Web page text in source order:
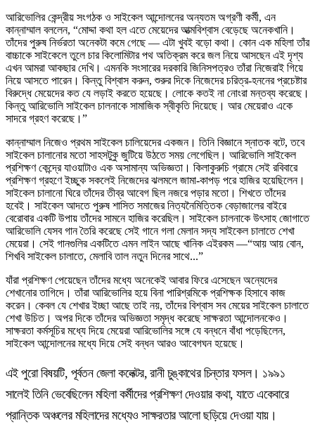
আরিভোলির কেন্দ্রীয় সংগঠক ও সাইকেল আন্দোলনের অন্যতম অগ্রণী কর্মী, এন
কান্নাম্মাল বললেন, “মোদ্দা কথা হল এতে মেয়েদের আত্মবিশ্বাস বেড়েছে অনেকখানি।
তাঁদের পুরুষ নির্ভরতা অনেকটা কমে গেছে — এটা খুবই বড়ো কথা। কোন এক মহিলা তাঁর
বাচ্চাকে সাইকেলে তুলে চার কিলোমিটার পথ অতিক্রম করে জল নিয়ে আসছেন এই দৃশ্য
এখন আমরা আকছার দেখি। এমনকি সংসারের দরকারি জিনিসপত্রও তাঁরা নিজেরাই গিয়ে
নিয়ে আসতে পারেন। কিন্তু বিশ্বাস করুন, শুরুর দিকে নিজেদের চরিত্র-হননের প্রচেষ্টার
বিরুদ্ধে মেয়েদের কত যে লড়াই করতে হয়েছে। লোকে কতই না নোংরা মন্তব্য করেছে।
কিন্তু আরিভোলি সাইকেল চালনাকে সামাজিক স্বীকৃতি দিয়েছে। আর মেয়েরাও একে
সাদরে গ্রহণ করেছে।”
কান্নাম্মাল নিজেও প্রথম সাইকেল চালিয়েদের একজন। তিনি বিজ্ঞানে স্নাতক বটে, তবে
সাইকেল চালানোর মতো সাহসটুকু জুটিয়ে উঠতে সময় লেগেছিল। আরিভোলি সাইকেল
প্রশিক্ষণ কেন্দ্রে যাওয়াটাও এক অসামান্য অভিজ্ঞতা। কিলাকুরুচি গ্রামে সেই রবিবারে
প্রশিক্ষণ গ্রহণে ইচ্ছুক সকলেই নিজেদের ঝলমলে জামা-কাপড় পরে হাজির হয়েছিলেন।
সাইকেল চালানো ঘিরে তাঁদের তীব্র আবেগ ছিল নজরে পড়ার মতো। শিখতে তাঁদের
হবেই। সাইকেল আদতে পুরুষ শাসিত সমাজের নিত্যনৈমিত্তিক বেড়াজালের বাইরে
বেরোবার একটি উপায় তাঁদের সামনে হাজির করেছিল। সাইকেল চালনাকে উৎসাহ জোগাতে
আরিভোলি যেসব গান তৈরি করেছে সেই গানে গলা মেলান সদ্য সাইকেল চালাতে শেখা
মেয়েরা। সেই গানগুলির একটিতে এমন লাইন আছে খানিক এইরকম —“আয় আয় বোন,
শিখবি সাইকেল চালাতে, মেলাবি তাল নতুন দিনের সাথে...”
যাঁরা প্রশিক্ষণ পেয়েছেন তাঁদের মধ্যে অনেকেই আবার ফিরে এসেছেন অন্যেদের
শেখানোর তাগিদে। তাঁরা আরিভোলির হয়ে বিনা পারিশ্রমিকে প্রশিক্ষক হিসাবে কাজ
করেন। কেবল যে শেখার ইচ্ছা আছে তাই নয়, তাঁদের বিশ্বাস সব মেয়ের সাইকেল চালাতে
শেখা উচিত। অপর দিকে তাঁদের অভিজ্ঞতা সমৃদ্ধ করেছে সাক্ষরতা আন্দোলনকেও।
সাক্ষরতা কর্মসূচির মধ্যে দিয়ে মেয়েরা আরিভোলির সঙ্গে যে বন্ধনে বাঁধা পড়েছিলেন,
সাইকেল আন্দোলনের মধ্যে দিয়ে সেই বন্ধন আরও আবেগঘন হয়েছে।
এই পুরো বিষয়টি, পূর্বতন জেলা কলেক্টর, রানী চুঙ্কাথের চিন্তার ফসল। ১৯৯১
সালেই তিনি ভেবেছিলেন মহিলা কর্মীদের প্রশিক্ষণ দেওয়ার কথা, যাতে একেবারে
প্রান্তিক অঞ্চলের মহিলাদের মধ্যেও সাক্ষরতার আলো ছড়িয়ে দেওয়া যায়।